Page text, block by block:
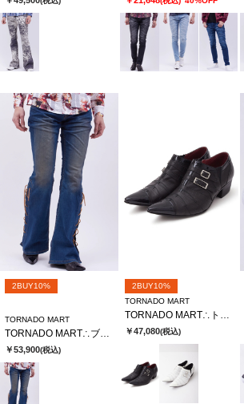
2BUY10%
TORNADO MART
TORNADO MART∴ブルーヴィンテージレースアップべルボトム
￥53,900(税込)
2BUY10%
TORNADO MART
TORNADO MART∴トリニティポインテッドシューズ
￥47,080(税込)